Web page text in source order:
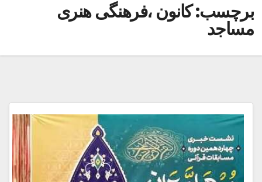
برچسب:کانون ،فرهنگی هنری
مساجد